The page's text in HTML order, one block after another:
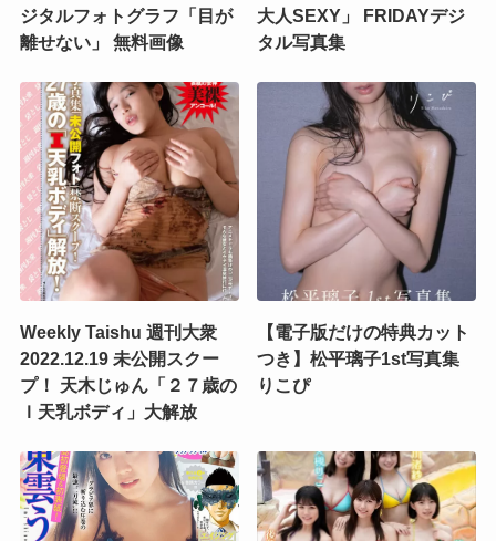
ジタルフォトグラフ「目が
離せない」 無料画像
大人SEXY」 FRIDAYデジ
タル写真集
Weekly Taishu 週刊大衆
2022.12.19 未公開スクー
プ！ 天木じゅん「２７歳の
Ｉ天乳ボディ」大解放
【電子版だけの特典カット
つき】松平璃子1st写真集
りこぴ